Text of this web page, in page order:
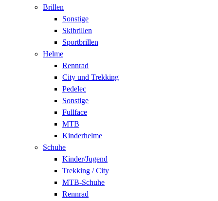
Brillen
Sonstige
Skibrillen
Sportbrillen
Helme
Rennrad
City und Trekking
Pedelec
Sonstige
Fullface
MTB
Kinderhelme
Schuhe
Kinder/Jugend
Trekking / City
MTB-Schuhe
Rennrad